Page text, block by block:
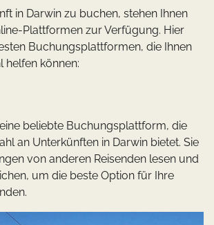
in Darwin zu buchen, stehen Ihnen
Plattformen zur Verfügung. Hier
Buchungsplattformen, die Ihnen
helfen können:
beliebte Buchungsplattform, die
an Unterkünften in Darwin bietet. Sie
von anderen Reisenden lesen und
um die beste Option für Ihre